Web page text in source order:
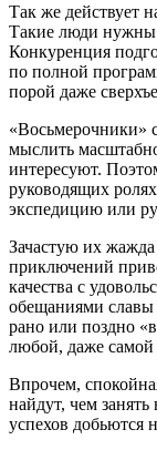
Так же действует
Такие люди нужны
Конкуренция
по полной
порой даже
«Восьмерочники»
мыслить
интересуют.
руководящих
экспедицию или
Зачастую их
приключений
качества с
обещаниями
рано или поздно
любой, даже самой
Впрочем,
найдут, чем
успехов добьются